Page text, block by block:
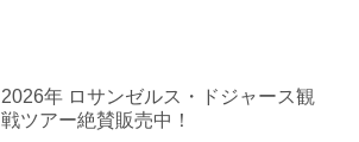
2026年 ロサンゼルス・ドジャース観
戦ツアー絶賛販売中！